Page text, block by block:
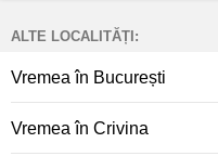
ALTE LOCALITĂȚI:
Vremea în București
Vremea în Crivina